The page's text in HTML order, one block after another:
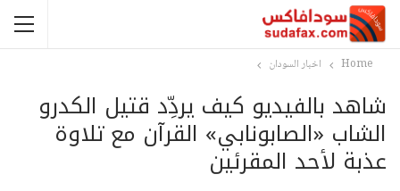
Home اخبار السودان
شاهد بالفيديو كيف يردِّد قتيل الكدرو
الشاب «الصابونابي» القرآن مع تلاوة
عذبة لأحد المقرئين